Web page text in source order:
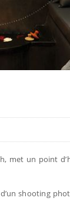
met un point
shooting